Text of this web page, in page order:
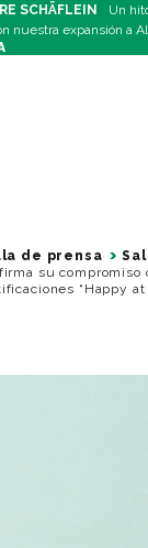
SCHÄFLEIN
Un
nuestra expansión a
de prensa
su compromiso
“Happy at